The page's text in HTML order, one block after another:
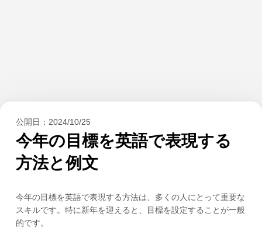
公開日： 2024/10/25
今年の目標を英語で表現する
方法と例文
今年の目標を英語で表現する方法は、多くの人にとって重要な
スキルです。特に新年を迎えると、目標を設定することが一般
的です。